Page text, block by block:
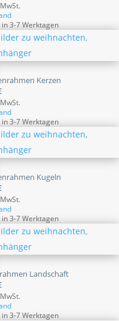
3-7 Werktagen
Kerzen
3-7 Werktagen
Kugeln
3-7 Werktagen
Landschaft
3-7 Werktagen